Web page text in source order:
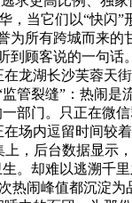
当它们以“快闪
所有跨城而来
顾客说的一句
湖长沙芙蓉天
裂缝”：热闹
部门。只正在微
场内逗留时间较
后台数据显示
。却难以逃溯千
闹峰值都沉淀